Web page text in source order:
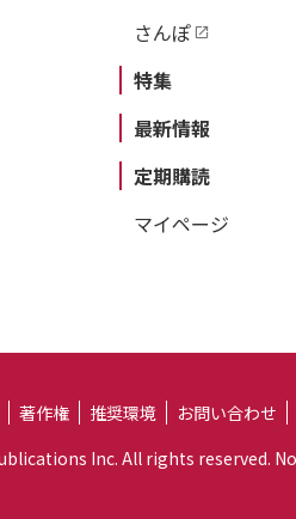
さんぽ
特集
最新情報
定期購読
マイページ
著作権 推奨環境 お問い合わせ
Inc. All rights reserved.